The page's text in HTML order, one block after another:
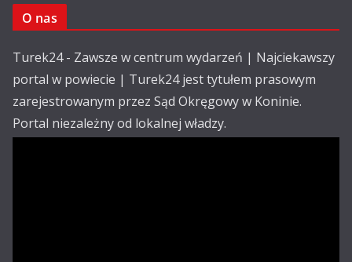
O nas
Turek24 - Zawsze w centrum wydarzeń | Najciekawszy
portal w powiecie | Turek24 jest tytułem prasowym
zarejestrowanym przez Sąd Okręgowy w Koninie.
Portal niezależny od lokalnej władzy.